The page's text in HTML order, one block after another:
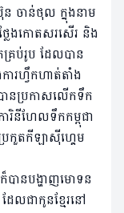
ចាន់ថុល ក្នុងនាម
ែងកោតសរសើរ និង
ប់រូប ដែលបាន
រហ្វឹកហាត់តាំង
នប្រកាសលើកទឹក
រិនីហែលទឹកកម្ពុជា
រកួតកីឡាស៊ីហ្គេម
បានបង្ហាញមោទន
លជាកូនខ្មែរនៅ